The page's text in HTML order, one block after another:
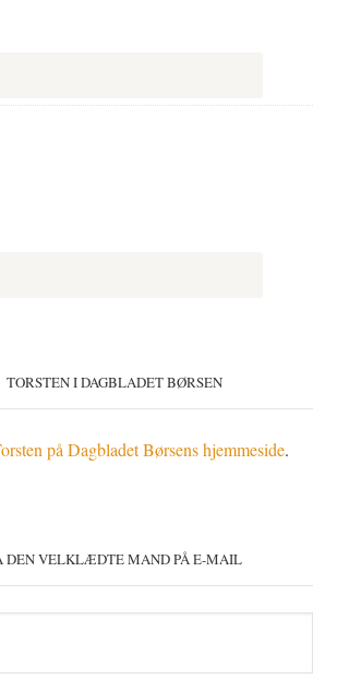
TORSTEN I DAGBLADET BØRSEN
på Dagbladet Børsens hjemmeside.
DEN VELKLÆDTE MAND PÅ E-MAIL